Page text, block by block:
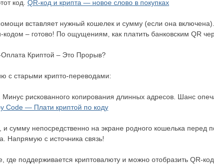
код. QR-код и крипта — новое слово в покупках
вставляет нужный кошелек и сумму (если она
кодом – готово! По ощущениям, как платить банковским QR
Криптой – Это Прорыв?
с старыми крипто-переводами:
рискованного копирования длинных адресов. Шанс
Code — Плати криптой по коду
сумму непосредственно на экране родного кошелька перед
Напрямую с источника связь!
где поддерживается криптовалюту и можно отобразить QR-